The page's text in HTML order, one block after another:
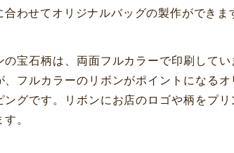
合わせてオリジナルバッグの製作ができま
の宝石柄は、両面フルカラーで印刷してい
、フルカラーのリボンがポイントになるオ
ングです。リボンにお店のロゴや柄をプリ
。